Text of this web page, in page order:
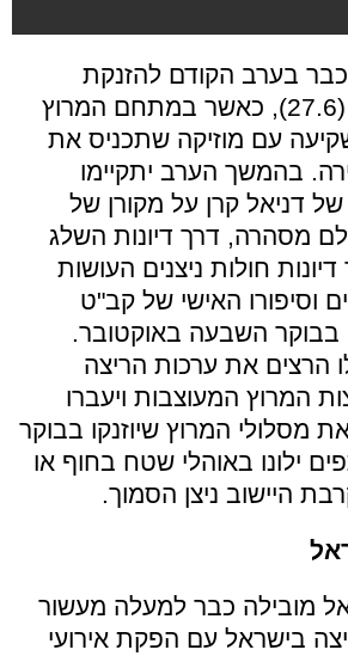
כבר בערב הקודם להזנקת
המרוץ יום חמישי (27.6), כאשר במתחם המרוץ
עם מוזיקה שתכניס את
בהמשך הערב יתקיימו
דניאל קרן על מקורן של
מסהרה, דרך דיונות השלג
חולות ניצנים העושות
וסיפורו האישי של קב"ט
בבוקר השבעה באוקטובר.
הרצים את ערכות הריצה
המרוץ המעוצבות ויעברו
מסלולי המרוץ שיוזנקו בבוקר
ילונו באוהלי שטח בחוף או
היישוב ניצן הסמוך.
מובילה כבר למעלה מעשור
בישראל עם הפקת אירועי